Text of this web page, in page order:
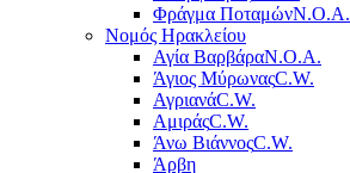
Φράγμα ΠοταμώνΝ.Ο.Α.
Νομός Ηρακλείου
Αγία ΒαρβάραΝ.Ο.Α.
Άγιος ΜύρωναςC.W.
ΑγριανάC.W.
ΑμιράςC.W.
Άνω ΒιάννοςC.W.
Άρβη